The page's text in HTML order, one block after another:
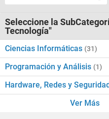
Seleccione la
Tecnología"
Ciencias Informáticas (31)
Programación y Análisis (1)
Hardware, Redes y
Ver Más